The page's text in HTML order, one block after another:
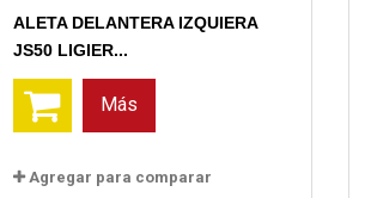
ALETA DELANTERA IZQUIERA
JS50 LIGIER...
Más
Agregar para comparar